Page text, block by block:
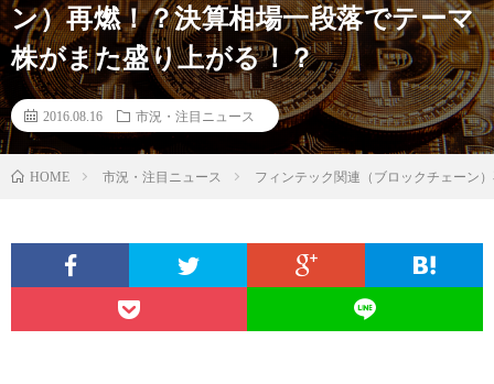
ン）再燃！？決算相場一段落でテーマ
株がまた盛り上がる！？
2016.08.16 市況・注目ニュース
HOME 市況・注目ニュース フィンテック関連（ブロックチェーン